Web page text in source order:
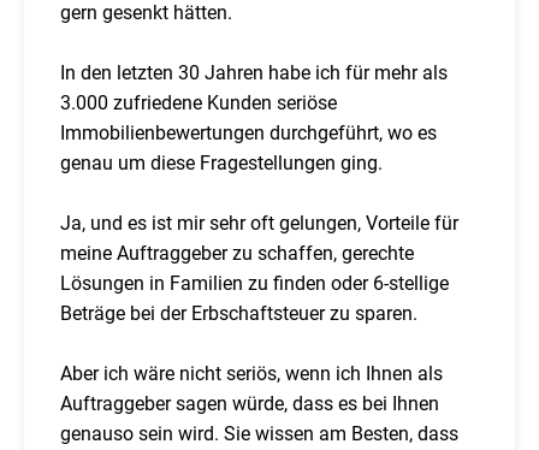
gern gesenkt hätten.
In den letzten 30 Jahren habe ich für mehr als
3.000 zufriedene Kunden seriöse
Immobilienbewertungen durchgeführt, wo es
genau um diese Fragestellungen ging.
Ja, und es ist mir sehr oft gelungen, Vorteile für
meine Auftraggeber zu schaffen, gerechte
Lösungen in Familien zu finden oder 6-stellige
Beträge bei der Erbschaftsteuer zu sparen.
Aber ich wäre nicht seriös, wenn ich Ihnen als
Auftraggeber sagen würde, dass es bei Ihnen
genauso sein wird. Sie wissen am Besten, dass